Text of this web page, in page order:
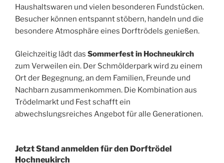
Haushaltswaren und vielen besonderen Fundstücken.
Besucher können entspannt stöbern, handeln und die
besondere Atmosphäre eines Dorftrödels genießen.
Gleichzeitig lädt das Sommerfest in Hochneukirch
zum Verweilen ein. Der Schmölderpark wird zu einem
Ort der Begegnung, an dem Familien, Freunde und
Nachbarn zusammenkommen. Die Kombination aus
Trödelmarkt und Fest schafft ein
abwechslungsreiches Angebot für alle Generationen.
Jetzt Stand anmelden für den Dorftrödel
Hochneukirch